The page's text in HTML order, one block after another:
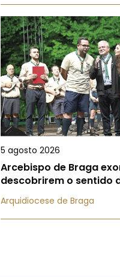
5 agosto 2026
Arcebispo de Braga
descobrirem o sentido
Arquidiocese de Braga